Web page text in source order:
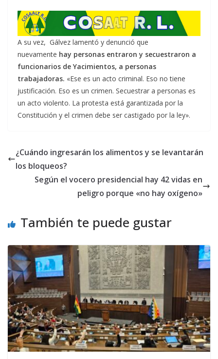
A su vez, Gálvez lamentó y denunció que
nuevamente hay personas entraron y secuestraron a
funcionarios de Yacimientos, a personas
trabajadoras. «Ese es un acto criminal. Eso no tiene
justificación. Eso es un crimen. Secuestrar a personas es
un acto violento. La protesta está garantizada por la
Constitución y el crimen debe ser castigado por la ley».
¿Cuándo ingresarán los alimentos y se levantarán
los bloqueos?
Según el vocero presidencial hay 42 vidas en
peligro porque «no hay oxígeno»
También te puede gustar